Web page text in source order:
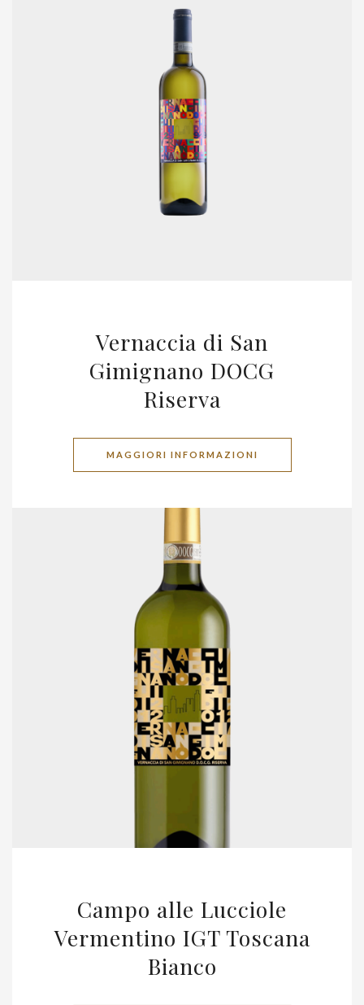
Vernaccia di San
Gimignano DOCG
Riserva
MAGGIORI INFORMAZIONI
Campo alle Lucciole
Vermentino IGT Toscana
Bianco